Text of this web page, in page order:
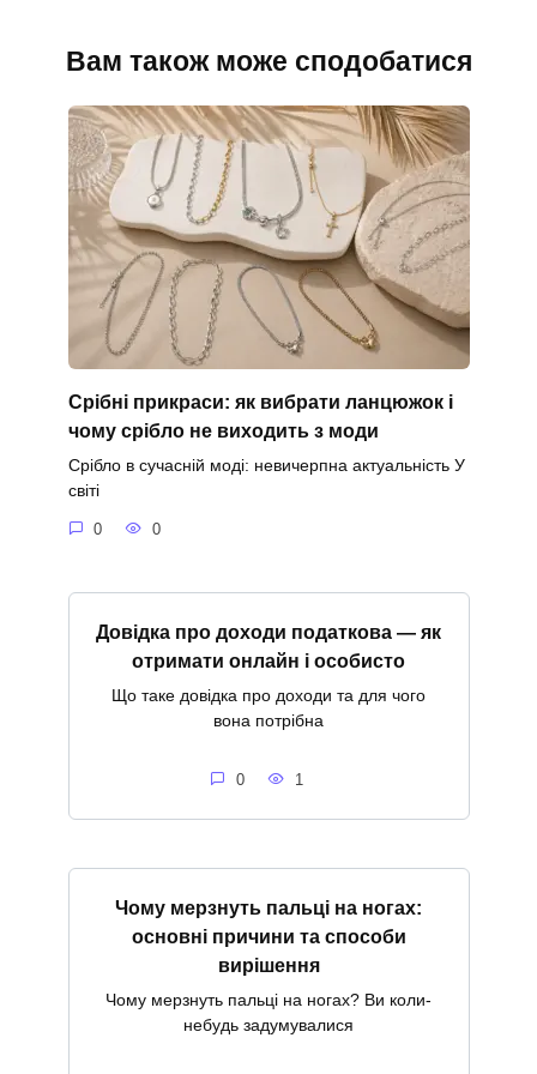
Вам також може сподобатися
Срібні прикраси: як вибрати ланцюжок і
чому срібло не виходить з моди
Срібло в сучасній моді: невичерпна актуальність У
світі
0 0
Довідка про доходи податкова — як
отримати онлайн і особисто
Що таке довідка про доходи та для чого
вона потрібна
0 1
Чому мерзнуть пальці на ногах:
основні причини та способи
вирішення
Чому мерзнуть пальці на ногах? Ви коли-
небудь задумувалися